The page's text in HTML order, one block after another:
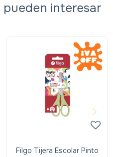
interesar
Filgo Tijera Escolar Pinto